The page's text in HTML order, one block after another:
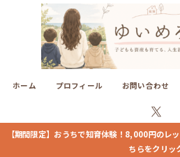
ホーム プロフィール お問い合わせ
【期間限定】おうちで知育体験！8,000円のレ
ちらをクリッ